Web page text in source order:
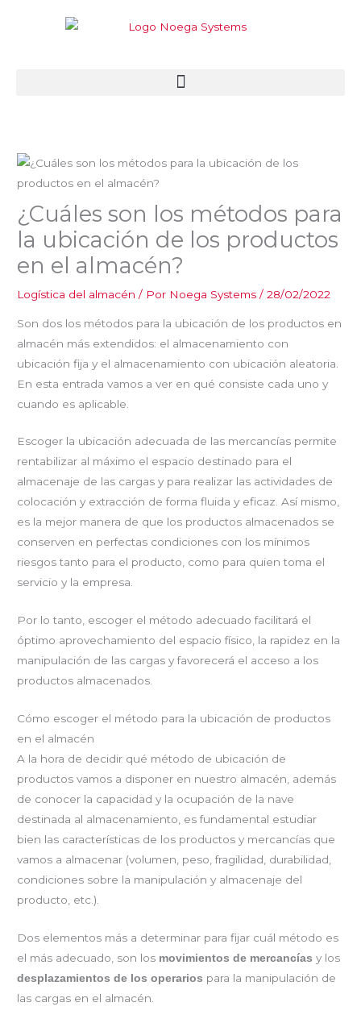
¿Cuáles son los métodos para
la ubicación de los productos
en el almacén?
Logística del almacén / Por Noega Systems/28/02/2022
Son dos los métodos para la ubicación de los productos en
almacén más extendidos: el almacenamiento con
ubicación fija y el almacenamiento con ubicación aleatoria.
En esta entrada vamos a ver en qué consiste cada uno y
cuando es aplicable.
Escoger la ubicación adecuada de las mercancías permite
rentabilizar al máximo el espacio destinado para el
almacenaje de las cargas y para realizar las actividades de
colocación y extracción de forma fluida y eficaz.Así mismo,
es la mejor manera de que los productos almacenados se
conserven en perfectas condiciones con los mínimos
riesgos tanto para el producto, como para quien toma el
servicio y la empresa.
Por lo tanto, escoger el método adecuado facilitará el
óptimo aprovechamiento del espacio físico, la rapidez en la
manipulación de las cargas y favorecerá el acceso a los
productos almacenados.
Cómo escoger el método para la ubicación de productos
en el almacén
A la hora de decidir qué método de ubicación de
productos vamos a disponer en nuestro almacén, además
de conocer la capacidad y la ocupación de la nave
destinada al almacenamiento, es fundamental estudiar
bien las características de los productos y mercancías que
vamos a almacenar (volumen, peso, fragilidad, durabilidad,
condiciones sobre la manipulación y almacenaje del
producto, etc.).
Dos elementos más a determinar para fijar cuál método es
el más adecuado, son los movimientos de mercancías y los
desplazamientos de los operarios para la manipulación de
las cargas en el almacén.